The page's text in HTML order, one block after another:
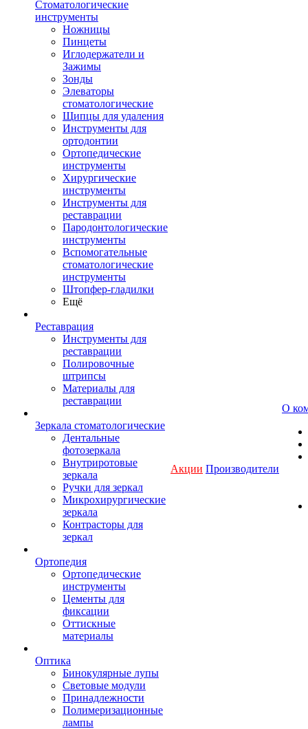
Стоматологические
инструменты
Ножницы
Пинцеты
Иглодержатели и
Зажимы
Зонды
Элеваторы
стоматологические
Щипцы для удаления
Инструменты для
ортодонтии
Ортопедические
инструменты
Хирургические
инструменты
Инструменты для
реставрации
Пародонтологические
инструменты
Вспомогательные
стоматологические
инструменты
Штопфер-гладилки
Ещё
Реставрация
Инструменты для
реставрации
Полировочные
штрипсы
Материалы для
реставрации
Зеркала стоматологические
Дентальные
фотозеркала
Внутриротовые
зеркала
Ручки для зеркал
Микрохирургические
зеркала
Контрасторы для
зеркал
Ортопедия
Ортопедические
инструменты
Цементы для
фиксации
Оттискные
материалы
Оптика
Бинокулярные лупы
Световые модули
Принадлежности
Полимеризационные
лампы
Акции Производители
О